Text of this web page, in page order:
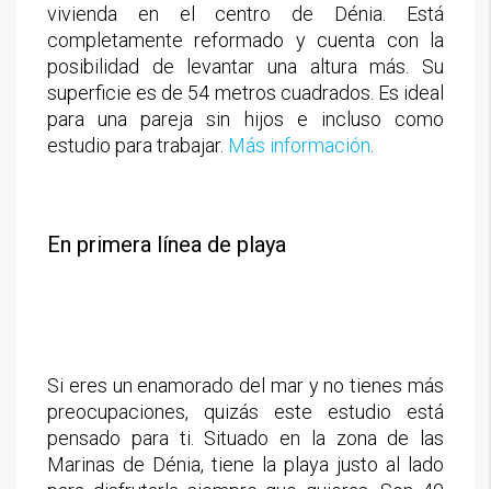
vivienda en el centro de Dénia. Está
completamente reformado y cuenta con la
posibilidad de levantar una altura más. Su
superficie es de 54 metros cuadrados. Es ideal
para una pareja sin hijos e incluso como
estudio para trabajar. Más información
En primera línea de playa
Si eres un enamorado del mar y no tienes más
preocupaciones, quizás este estudio está
pensado para ti. Situado en la zona de las
Marinas de Dénia, tiene la playa justo al lado